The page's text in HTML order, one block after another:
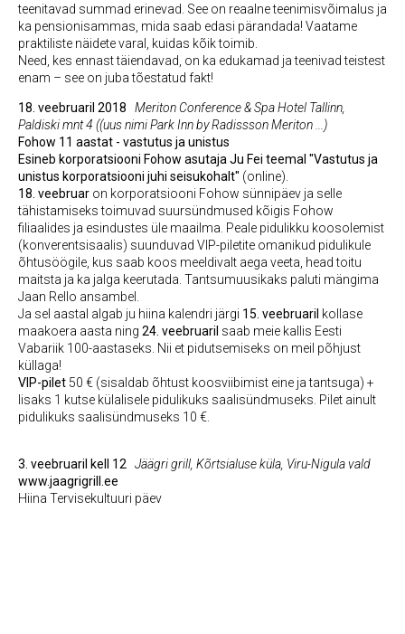
teenitavad summad erinevad. See on reaalne teenimisvõimalus ja
ka pensionisammas, mida saab edasi pärandada! Vaatame
praktiliste näidete varal, kuidas kõik toimib.
Need, kes ennast täiendavad, on ka edukamad ja teenivad teistest
enam – see on juba tõestatud fakt!
18. veebruaril 2018 Meriton Conference & Spa Hotel Tallinn,
Paldiski mnt 4 ((uus nimi Park Inn by Radissson Meriton ...)
Fohow 11 aastat - vastutus ja unistus
Esineb korporatsiooni Fohow asutaja Ju Fei teemal "Vastutus ja
unistus korporatsiooni juhi seisukohalt" (online).
18. veebruar on korporatsiooni Fohow sünnipäev ja selle
tähistamiseks toimuvad suursündmused kõigis Fohow
filiaalides ja esindustes üle maailma. Peale pidulikku koosolemist
(konverentsisaalis) suunduvad VIP-piletite omanikud pidulikule
õhtusöögile, kus saab koos meeldivalt aega veeta, head toitu
maitsta ja ka jalga keerutada. Tantsumuusikaks paluti mängima
Jaan Rello ansambel.
Ja sel aastal algab ju hiina kalendri järgi 15. veebruaril kollase
maakoera aasta ning 24. veebruaril saab meie kallis Eesti
Vabariik 100-aastaseks. Nii et pidutsemiseks on meil põhjust
küllaga!
VIP-pilet 50 € (sisaldab õhtust koosviibimist eine ja tantsuga) +
lisaks 1 kutse külalisele pidulikuks saalisündmuseks. Pilet ainult
pidulikuks saalisündmuseks 10 €.
3. veebruaril kell 12 Jäägri grill, Kõrtsialuse küla, Viru-Nigula vald
www.jaagrigrill.ee
Hiina Tervisekultuuri päev